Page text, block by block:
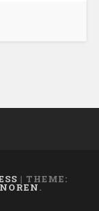
| THEME:
.